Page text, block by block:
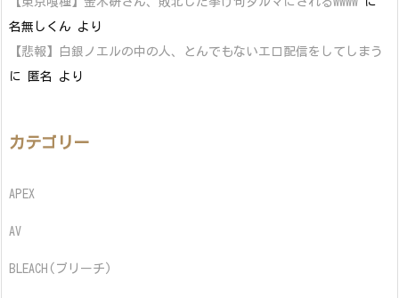
名無しくん より
【悲報】白銀ノエルの中の人、とんでもないエロ配信をしてしまう
に
匿名 より
カテゴリー
APEX
AV
BLEACH(ブリーチ)